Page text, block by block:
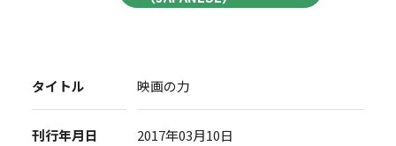
タイトル 映画の力
刊行年月日 2017年03月10日